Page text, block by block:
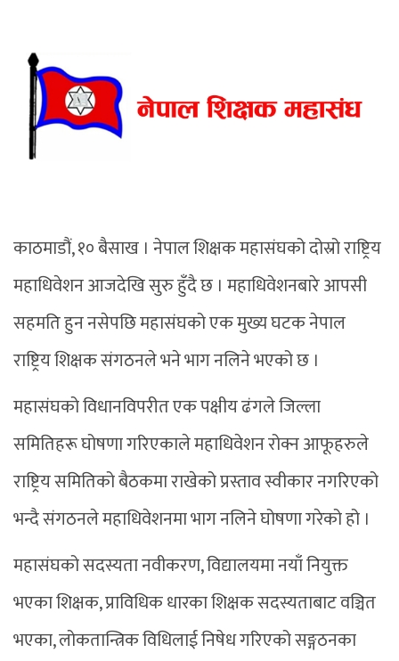
काठमाडौं, १० बैसाख । नेपाल शिक्षक महासंघको दोस्रो राष्ट्रिय
महाधिवेशन आजदेखि सुरु हुँदै छ । महाधिवेशनबारे आपसी
सहमति हुन नसेपछि महासंघको एक मुख्य घटक नेपाल
राष्ट्रिय शिक्षक संगठनले भने भाग नलिने भएको छ ।
महासंघको विधानविपरीत एक पक्षीय ढंगले जिल्ला
समितिहरू घोषणा गरिएकाले महाधिवेशन रोक्न आफूहरुले
राष्ट्रिय समितिको बैठकमा राखेको प्रस्ताव स्वीकार नगरिएको
भन्दै संगठनले महाधिवेशनमा भाग नलिने घोषणा गरेको हो ।
महासंघको सदस्यता नवीकरण, विद्यालयमा नयाँ नियुक्त
भएका शिक्षक, प्राविधिक धारका शिक्षक सदस्यताबाट वञ्चित
भएका, लोकतान्त्रिक विधिलाई निषेध गरिएको सङ्गठनका